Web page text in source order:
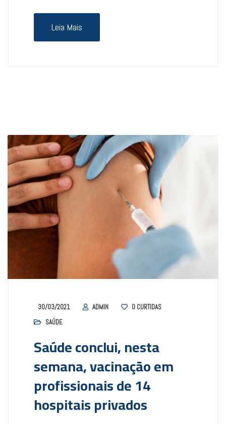
Leia Mais
30/03/2021 ADMIN 0 CURTIDAS
SAÚDE
Saúde conclui, nesta
semana, vacinação em
profissionais de 14
hospitais privados